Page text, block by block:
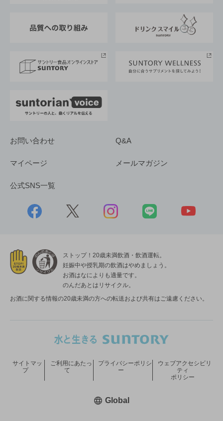
採用情報
お問い合わせ Q&A
マイページ メールマガジン
公式SNS一覧
ストップ！20歳未満飲酒・飲酒運転。
妊娠中や授乳期の飲酒はやめましょう。
お酒はなによりも適量です。
のんだあとはリサイクル。
お酒に関する情報の20歳未満の方への転送および共有はご遠慮ください。
サイトマッ
プ
ご利用にあたっ
て
プライバシーポリシ
ー
ウェブアクセシビリ
ティ
ポリシー
Global新しいウィンドウで開く